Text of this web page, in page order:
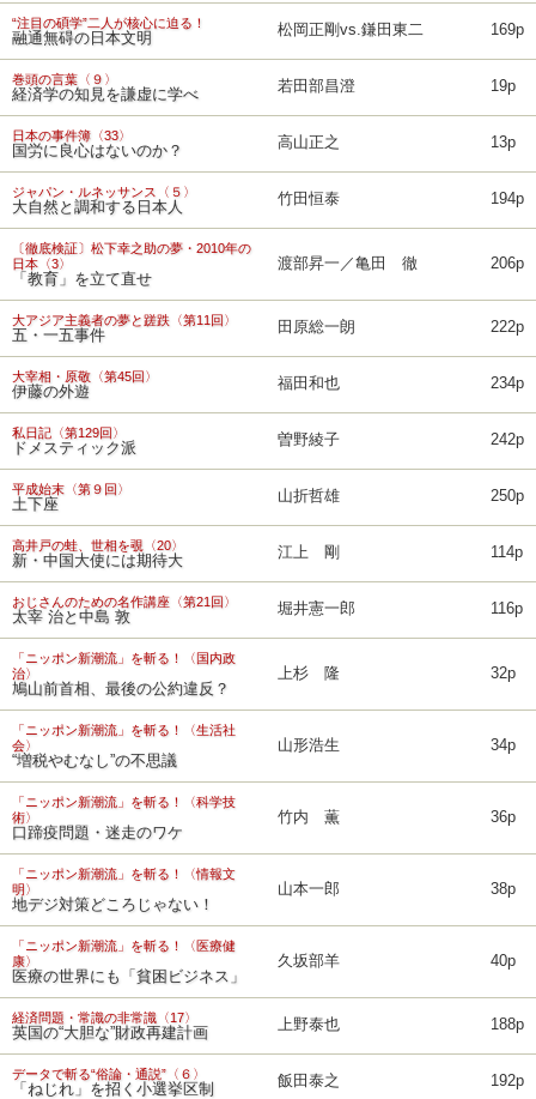
“注目の碩学”二人が核心に迫る！
融通無碍の日本文明 松岡正剛vs.鎌田東二 169p
巻頭の言葉〈９〉
経済学の知見を謙虚に学べ 若田部昌澄 19p
日本の事件簿〈33〉
国労に良心はないのか？ 高山正之 13p
ジャパン・ルネッサンス〈５〉
大自然と調和する日本人 竹田恒泰 194p
〔徹底検証〕松下幸之助の夢・2010年の
日本〈3〉
「教育」を立て直せ
渡部昇一／亀田 徹 206p
大アジア主義者の夢と蹉跌〈第11回〉
五・一五事件 田原総一朗 222p
大宰相・原敬〈第45回〉
伊藤の外遊 福田和也 234p
私日記〈第129回〉
ドメスティック派 曽野綾子 242p
平成始末〈第９回〉
土下座 山折哲雄 250p
高井戸の蛙、世相を覗〈20〉
新・中国大使には期待大 江上 剛 114p
おじさんのための名作講座〈第21回〉
太宰 治と中島 敦 堀井憲一郎 116p
「ニッポン新潮流」を斬る！〈国内政
治〉
鳩山前首相、最後の公約違反？
上杉 隆 32p
「ニッポン新潮流」を斬る！〈生活社
会〉
“増税やむなし”の不思議
山形浩生 34p
「ニッポン新潮流」を斬る！〈科学技
術〉
口蹄疫問題・迷走のワケ
竹内 薫 36p
「ニッポン新潮流」を斬る！〈情報文
明〉
地デジ対策どころじゃない！
山本一郎 38p
「ニッポン新潮流」を斬る！〈医療健
康〉
医療の世界にも「貧困ビジネス」
久坂部羊 40p
経済問題・常識の非常識〈17〉
英国の“大胆な”財政再建計画 上野泰也 188p
データで斬る“俗論・通説”〈６〉
「ねじれ」を招く小選挙区制 飯田泰之 192p